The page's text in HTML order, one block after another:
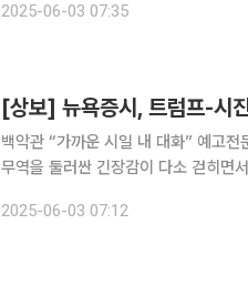
포인트(0.08%) 오른 4만2305.48에
2025-06-03 07:35
[상보] 뉴욕증시, 트럼프-
백악관 “가까운 시일 내 대화” 예고전문가 “불확
무역을 둘러싼 긴장감이 다소 걷히면
(0.41%) 상승한 5935.94에, 기술주
2025-06-03 07:12